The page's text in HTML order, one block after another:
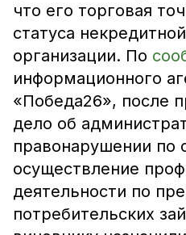
что его торговая
статуса
организации. По
информационного
«Победа26», после
дело об
правонарушении по
осуществление
деятельности по
потребительских